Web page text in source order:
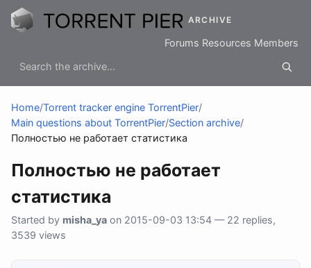
ARCHIVE
Forums Resources Members
Home/Torrent tracker engine TorrentPier/
Main questions about TorrentPier/Section archive/
Полностью не работает статистика
Полностью не работает
статистика
Started by misha_ya on 2015-09-03 13:54 — 22 replies,
3539 views